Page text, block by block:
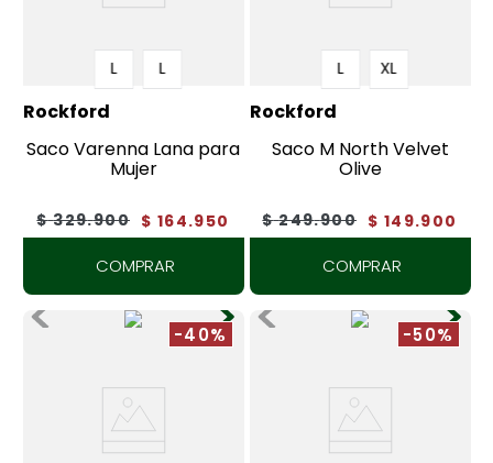
L L
Rockford
Saco Varenna Lana para
Mujer
$ 329.900 $ 164.950
COMPRAR
L XL
Rockford
Saco M North Velvet
Olive
$ 249.900 $ 149.900
COMPRAR
-40% -50%